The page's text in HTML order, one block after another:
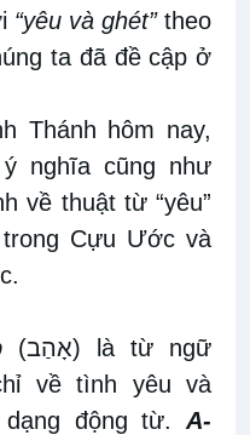
“yêu và ghét”theo
ta đã đề cập ở
Thánh hôm nay,
nghĩa cũng như
về thuật từ “yêu”
Cựu Ước và
(אָהַב) là từ ngữ
về tình yêu và
động từ. A-